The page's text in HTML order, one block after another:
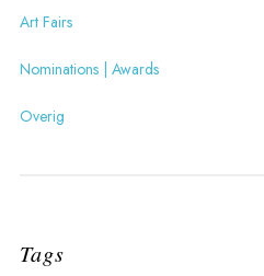
Art Fairs
Nominations | Awards
Overig
Tags